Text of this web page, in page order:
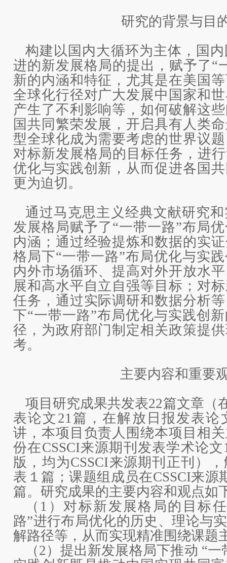
研究的背景与目
构建以国内大循环为主体，国
进的新发展格局的提出，赋予了“
新的内涵和特征，尤其是在美国
全球化行径对广大发展中国家和
产生了不利影响等，如何破解这
国共同繁荣发展，开启具有人类
型全球化成为需要考虑的世界议
对标新发展格局的目标任务，进
优化与实践创新，从而促进各国
更为迫切。
通过马克思主义经典文献研究
发展格局赋予了“一带一路”布局
内涵；通过经验提炼和数据的实
格局下“一带一路”布局优化与实
内外市场循环、提高对外开放水
展和高水平自立自强等目标；对
任务，通过实际调研和数据分析
下“一带一路”布局优化与实践创
径，为政府部门制定相关政策提
考。
主要内容和重要
项目研究成果共发表22篇文章（
表论文21篇，在解放日报发表论
讲，本项目负责人围绕本项目相
份在CSSCI来源期刊发表学术论
版，均为CSSCI来源期刊正刊）
表１篇；课题组成员在CSSCI来源
篇。研究成果的主要内容和观点如
（1）对标新发展格局的目标
路”进行布局优化的历史、理论与
解路径等，从而实现精准围绕课题
（2）提出新发展格局下推动 “